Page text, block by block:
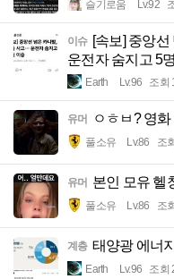
슬기로움 Lv.92
이슈 [속보] 중앙
운전자 숨지고 5
Earth Lv.96 조회
유머 ㅇㅎㅂ? 영
풀소유 Lv.86 조
유머 본인 모유 헬
풀소유 Lv.86 조
계층 태양광 에너
Earth Lv.96 조회